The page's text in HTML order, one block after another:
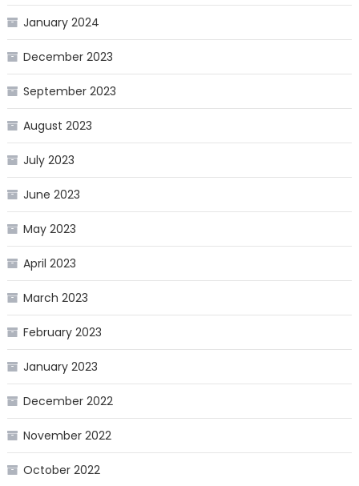
January 2024
December 2023
September 2023
August 2023
July 2023
June 2023
May 2023
April 2023
March 2023
February 2023
January 2023
December 2022
November 2022
October 2022